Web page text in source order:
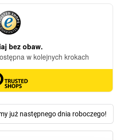
już następnego dnia roboczego!